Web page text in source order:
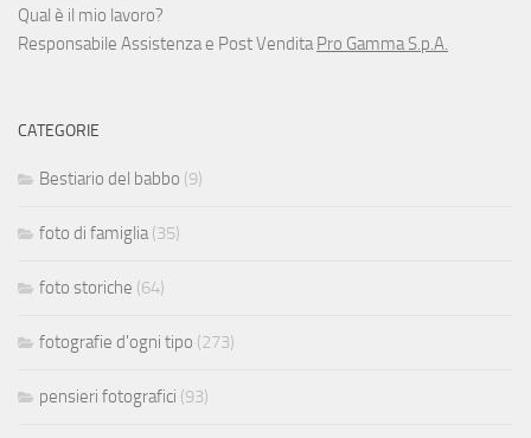
Qual è il mio lavoro?
Responsabile Assistenza e Post VenditaPro Gamma S.p.A.
CATEGORIE
Bestiario del babbo (9)
foto di famiglia(35)
foto storiche (64)
fotografie d'ogni tipo (273)
pensieri fotografici (93)